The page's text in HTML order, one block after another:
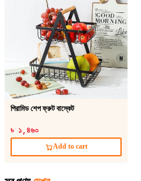
পিরামিড শেপ ফ্রুট বাস্কেট
৳ ১,৪৬০
Add to cart